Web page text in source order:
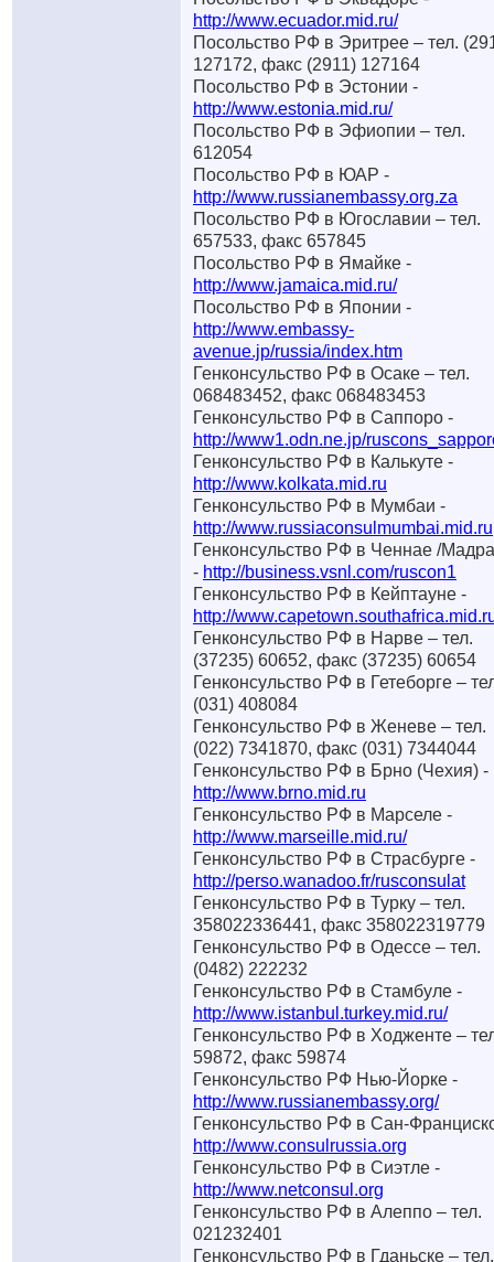
http://www.ecuador.mid.ru/
Посольство РФ в Эритрее – тел.
127172, факс (2911) 127164
Посольство РФ в Эстонии -
http://www.estonia.mid.ru/
Посольство РФ в Эфиопии – тел.
612054
Посольство РФ в ЮАР -
http://www.russianembassy.org.za
Посольство РФ в Югославии – тел.
657533, факс 657845
Посольство РФ в Ямайке -
http://www.jamaica.mid.ru/
Посольство РФ в Японии -
http://www.embassy-
avenue.jp/russia/index.htm
Генконсульство РФ в Осаке – тел.
068483452, факс 068483453
Генконсульство РФ в Саппоро -
http://www1.odn.ne.jp/
Генконсульство РФ в Калькуте -
http://www.kolkata.mid.ru
Генконсульство РФ в Мумбаи -
http://www.russiaconsulmumbai.mid.ru
Генконсульство РФ в Ченнае /
- http://business.vsnl.com/ruscon1
Генконсульство РФ в Кейптауне -
http://
Генконсульство РФ в Нарве – тел.
(37235) 60652, факс (37235) 60654
Генконсульство РФ в Гетеборге –
(031) 408084
Генконсульство РФ в Женеве – тел.
(022) 7341870, факс (031) 7344044
Генконсульство РФ в Брно (Чехия) -
http://www.brno.mid.ru
Генконсульство РФ в Марселе -
http://www.marseille.mid.ru/
Генконсульство РФ в Страсбурге -
http://perso.wanadoo.fr/rusconsulat
Генконсульство РФ в Турку – тел.
358022336441, факс 358022319779
Генконсульство РФ в Одессе – тел.
(0482) 222232
Генконсульство РФ в Стамбуле -
http://www.istanbul.turkey.mid.ru/
Генконсульство РФ в Ходженте –
59872, факс 59874
Генконсульство РФ Нью-Йорке -
http://www.russianembassy.org/
Генконсульство РФ в Сан-
http://www.consulrussia.org
Генконсульство РФ в Сиэтле -
http://www.netconsul.org
Генконсульство РФ в Алеппо – тел.
021232401
Генконсульство РФ в Гданьске – тел.